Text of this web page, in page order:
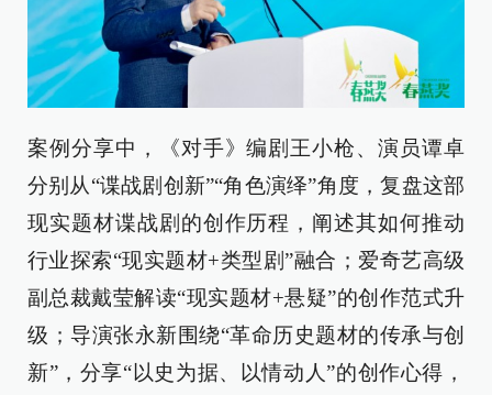
案例分享中，《对手》编剧王小枪、演员谭卓
分别从“谍战剧创新”“角色演绎”角度，复盘这部
现实题材谍战剧的创作历程，阐述其如何推动
行业探索“现实题材+类型剧”融合；爱奇艺高级
副总裁戴莹解读“现实题材+悬疑”的创作范式升
级；导演张永新围绕“革命历史题材的传承与创
新”，分享“以史为据、以情动人”的创作心得，